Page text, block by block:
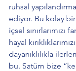
ruhsal
ediyor. Bu kolay
içsel sınırlarımızı
hayal
dayanıklılıkla
bu. Satürn bize